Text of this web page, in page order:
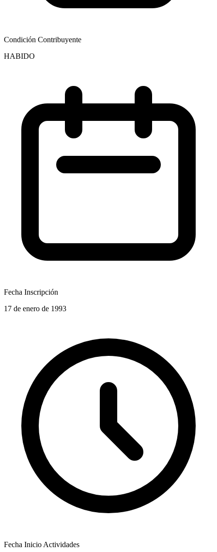
Condición Contribuyente
HABIDO
Fecha Inscripción
17 de enero de 1993
Fecha Inicio Actividades